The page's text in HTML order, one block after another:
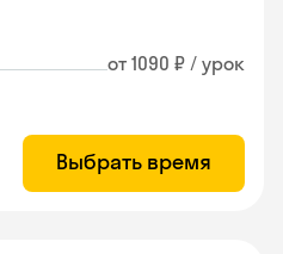
от 1090 ₽ / урок
Выбрать время